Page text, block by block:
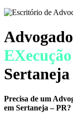
Precisa de um
em Sertaneja – PR?